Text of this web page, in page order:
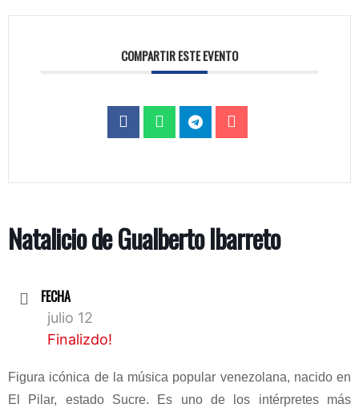
COMPARTIR ESTE EVENTO
Natalicio de Gualberto Ibarreto
FECHA
julio 12
Finalizdo!
Figura icónica de la música popular venezolana, nacido en
El Pilar, estado Sucre. Es uno de los intérpretes más